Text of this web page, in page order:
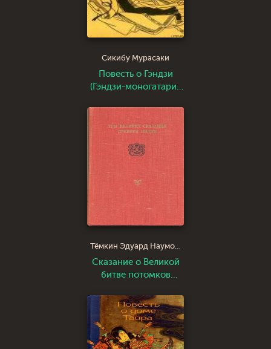
Сикибу Мурасаки
Повесть о Гэндзи
(Гэндзи-моногатари).
Тёмкин Эдуард Наумович
Сказание о Великой
битве потомков